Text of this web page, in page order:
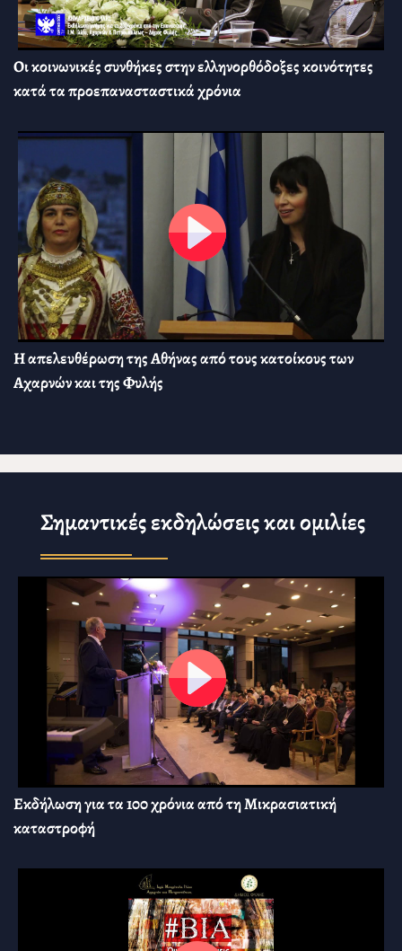
Οι κοινωνικές συνθήκες στην ελληνορθόδοξες κοινότητες
κατά τα προεπανασταστικά χρόνια
Η απελευθέρωση της Αθήνας από τους κατοίκους των
Αχαρνών και της Φυλής
Σημαντικές εκδηλώσεις και ομιλίες
Εκδήλωση για τα 100 χρόνια από τη Μικρασιατική
καταστροφή